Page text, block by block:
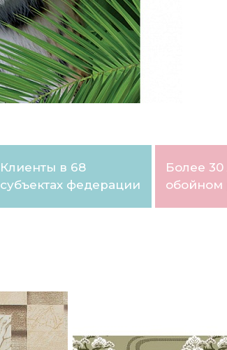
Клиенты в 68
субъектах федерации
Более 30
обойном